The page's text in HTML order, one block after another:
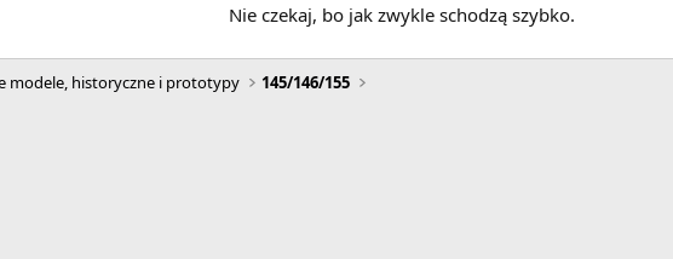
Nie czekaj, bo jak zwykle schodzą szybko.
modele, historyczne i prototypy 145/146/155